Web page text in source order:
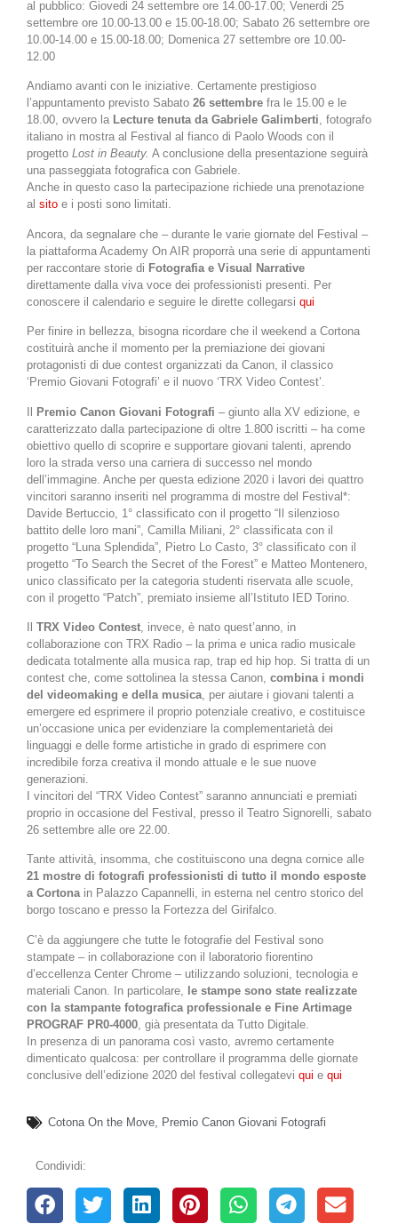
al pubblico: Giovedi 24 settembre ore 14.00-17.00; Venerdi 25
settembre ore 10.00-13.00 e 15.00-18.00; Sabato 26 settembre ore
10.00-14.00 e 15.00-18.00; Domenica 27 settembre ore 10.00-
12.00
Andiamo avanti con le iniziative. Certamente prestigioso
l’appuntamento previsto Sabato 26 settembre fra le 15.00 e le
18.00, ovvero la Lecture tenuta da Gabriele Galimberti, fotografo
italiano in mostra al Festival al fianco di Paolo Woods con il
progetto Lost in Beauty. A conclusione della presentazione seguirà
una passeggiata fotografica con Gabriele.
Anche in questo caso la partecipazione richiede una prenotazione
al sito e i posti sono limitati.
Ancora, da segnalare che – durante le varie giornate del Festival –
la piattaforma Academy On AIR proporrà una serie di appuntamenti
per raccontare storie di Fotografia e Visual Narrative
direttamente dalla viva voce dei professionisti presenti. Per
conoscere il calendario e seguire le dirette collegarsi qui
Per finire in bellezza, bisogna ricordare che il weekend a Cortona
costituirà anche il momento per la premiazione dei giovani
protagonisti di due contest organizzati da Canon, il classico
‘Premio Giovani Fotografi’ e il nuovo ‘TRX Video Contest’.
Il Premio Canon Giovani Fotografi – giunto alla XV edizione, e
caratterizzato dalla partecipazione di oltre 1.800 iscritti – ha come
obiettivo quello di scoprire e supportare giovani talenti, aprendo
loro la strada verso una carriera di successo nel mondo
dell’immagine. Anche per questa edizione 2020 i lavori dei quattro
vincitori saranno inseriti nel programma di mostre del Festival*:
Davide Bertuccio, 1° classificato con il progetto “Il silenzioso
battito delle loro mani”, Camilla Miliani, 2° classificata con il
progetto “Luna Splendida”, Pietro Lo Casto, 3° classificato con il
progetto “To Search the Secret of the Forest” e Matteo Montenero,
unico classificato per la categoria studenti riservata alle scuole,
con il progetto “Patch”, premiato insieme all’Istituto IED Torino.
TRX Video Contest , invece, è nato quest’anno, in
collaborazione con TRX Radio – la prima e unica radio musicale
dedicata totalmente alla musica rap, trap ed hip hop. Si tratta di un
contest che, come sottolinea la stessa Canon, combina i mondi
del videomaking e della musica , per aiutare i giovani talenti a
emergere ed esprimere il proprio potenziale creativo, e costituisce
un’occasione unica per evidenziare la complementarietà dei
linguaggi e delle forme artistiche in grado di esprimere con
incredibile forza creativa il mondo attuale e le sue nuove
generazioni.
I vincitori del “TRX Video Contest” saranno annunciati e premiati
proprio in occasione del Festival, presso il Teatro Signorelli, sabato
26 settembre alle ore 22.00.
Tante attività, insomma, che costituiscono una degna cornice alle
21 mostre di fotografi professionisti di tutto il mondo esposte
a Cortonain Palazzo Capannelli, in esterna nel centro storico del
borgo toscano e presso la Fortezza del Girifalco.
C’è da aggiungere che tutte le fotografie del Festival sono
stampate – in collaborazione con il laboratorio fiorentino
d’eccellenza Center Chrome – utilizzando soluzioni, tecnologia e
materiali Canon. In particolare, le stampe sono state realizzate
con la stampante fotografica professionale e Fine Artimage
PROGRAF PR0-4000 , già presentata da Tutto Digitale.
In presenza di un panorama così vasto, avremo certamente
dimenticato qualcosa: per controllare il programma delle giornate
conclusive dell’edizione 2020 del festival collegatevi qui e qui
Cotona On the Move, Premio Canon Giovani Fotografi
Condividi: